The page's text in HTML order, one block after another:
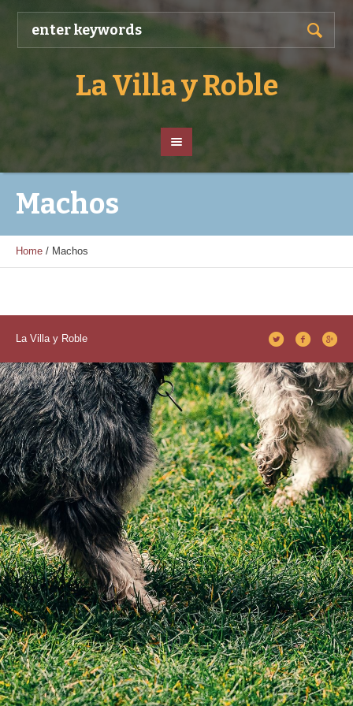
La Villa y Roble
Machos
Home / Machos
La Villa y Roble